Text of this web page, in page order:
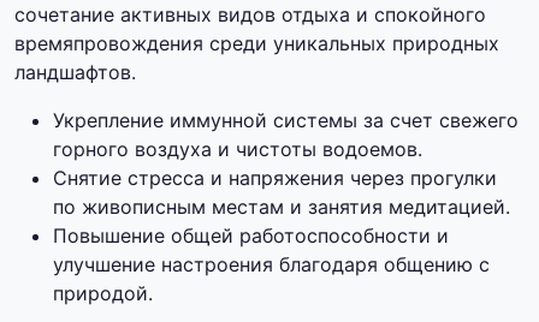
сочетание активных видов отдыха и спокойного
времяпровождения среди уникальных природных
ландшафтов.
Укрепление иммунной системы за счет свежего
горного воздуха и чистоты водоемов.
Снятие стресса и напряжения через прогулки
по живописным местам и занятия медитацией.
Повышение общей работоспособности и
улучшение настроения благодаря общению с
природой.